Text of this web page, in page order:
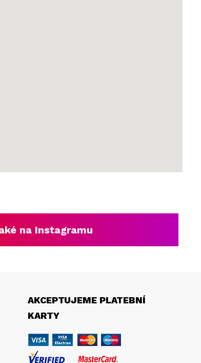
na Instagramu
AKCEPTUJEME PLATEBNÍ
KARTY